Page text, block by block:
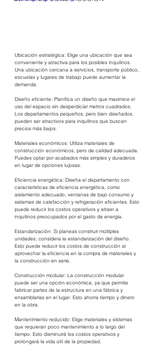
Ubicación estratégica: Elige una ubicación que sea
conveniente y atractiva para los posibles inquilinos.
Una ubicación cercana a servicios, transporte público,
escuelas y lugares de trabajo puede aumentar la
demanda.
Diseño eficiente: Planifica un diseño que maximice el
uso del espacio sin desperdiciar metros cuadrados.
Los departamentos pequeños, pero bien diseñados,
pueden ser atractivos para inquilinos que buscan
precios más bajos.
Materiales económicos: Utiliza materiales de
construcción económicos, pero de calidad adecuada.
Puedes optar por acabados más simples y duraderos
en lugar de opciones lujosas.
Eficiencia energética: Diseña el departamento con
características de eficiencia energética, como
aislamiento adecuado, ventanas de bajo consumo y
sistemas de calefacción y refrigeración eficientes. Esto
puede reducir los costos operativos y atraer a
inquilinos preocupados por el gasto de energía.
Estandarización: Si planeas construir múltiples
unidades, considera la estandarización del diseño.
Esto puede reducir los costos de construcción al
aprovechar la eficiencia en la compra de materiales y
la construcción en serie.
Construcción modular: La construcción modular
puede ser una opción económica, ya que permite
fabricar partes de la estructura en una fábrica y
ensamblarlas en el lugar. Esto ahorra tiempo y dinero
en la obra.
Mantenimiento reducido: Elige materiales y sistemas
que requieran poco mantenimiento a lo largo del
tiempo. Esto disminuirá los costos operativos y
prolongará la vida útil de la propiedad.